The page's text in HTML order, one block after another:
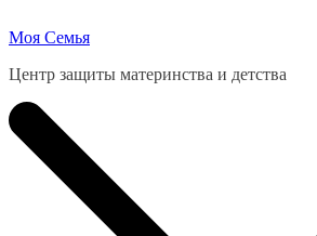
Моя Семья
Центр защиты материнства и детства